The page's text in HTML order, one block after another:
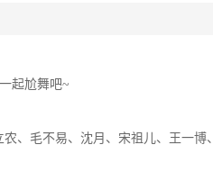
起尬舞吧~
、毛不易、沈月、宋祖儿、王一博